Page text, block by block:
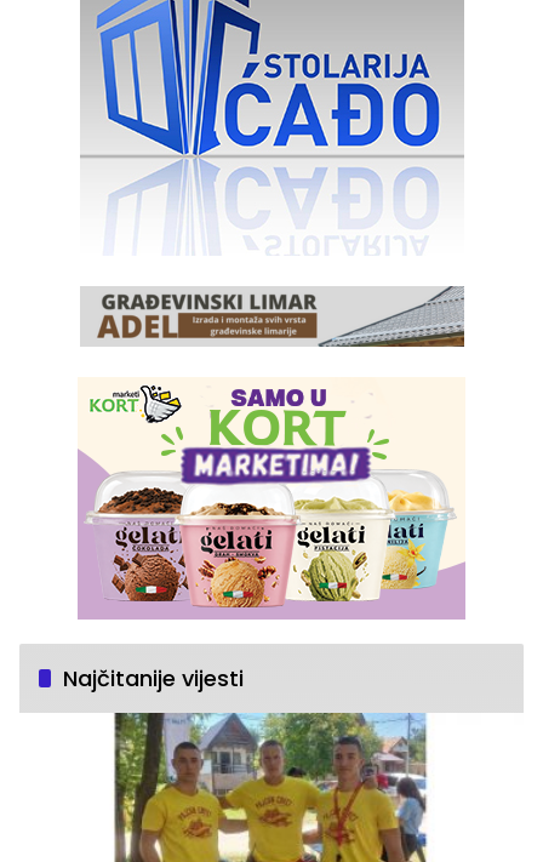
Najčitanije vijesti